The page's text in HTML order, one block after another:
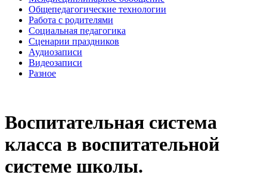
Общепедагогические технологии
Работа с родителями
Социальная педагогика
Сценарии праздников
Аудиозаписи
Видеозаписи
Разное
Воспитательная система
класса в воспитательной
системе школы.